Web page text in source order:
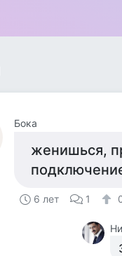
Бока
женишься,
6 лет 1